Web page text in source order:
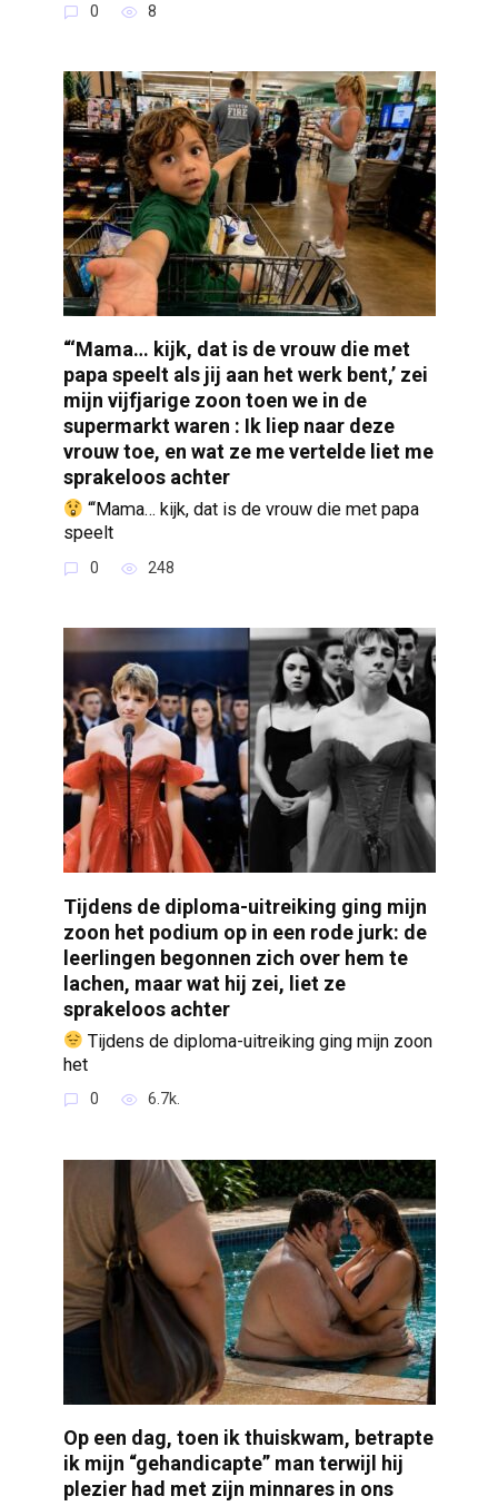
0 8
“‘Mama… kijk, dat is de vrouw die met
papa speelt als jij aan het werk bent,’ zei
mijn vijfjarige zoon toen we in de
supermarkt waren : Ik liep naar deze
vrouw toe, en wat ze me vertelde liet me
sprakeloos achter
“‘Mama… kijk, dat is de vrouw die met papa
speelt
0 248
Tijdens de diploma-uitreiking ging mijn
zoon het podium op in een rode jurk: de
leerlingen begonnen zich over hem te
lachen, maar wat hij zei, liet ze
sprakeloos achter
Tijdens de diploma-uitreiking ging mijn zoon
het
0 6.7k.
Op een dag, toen ik thuiskwam, betrapte
ik mijn “gehandicapte” man terwijl hij
plezier had met zijn minnares in ons